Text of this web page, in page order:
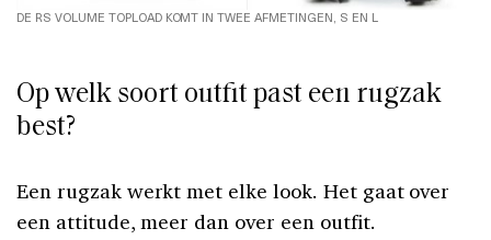
DE RS VOLUME TOPLOAD KOMT IN TWEE AFMETINGEN, S EN L
Op welk soort outfit past een rugzak
best?
Een rugzak werkt met elke look. Het gaat over
een attitude, meer dan over een outfit.